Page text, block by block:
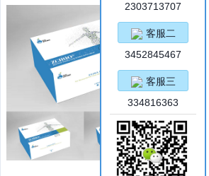
2303713707
客服二
3452845467
客服三
334816363